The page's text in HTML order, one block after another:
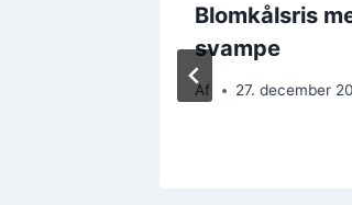
Blomkålsris
svampe
Af 27. december